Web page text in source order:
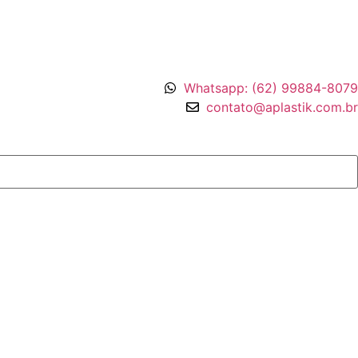
Whatsapp: (62) 99884-8079
contato@aplastik.com.br